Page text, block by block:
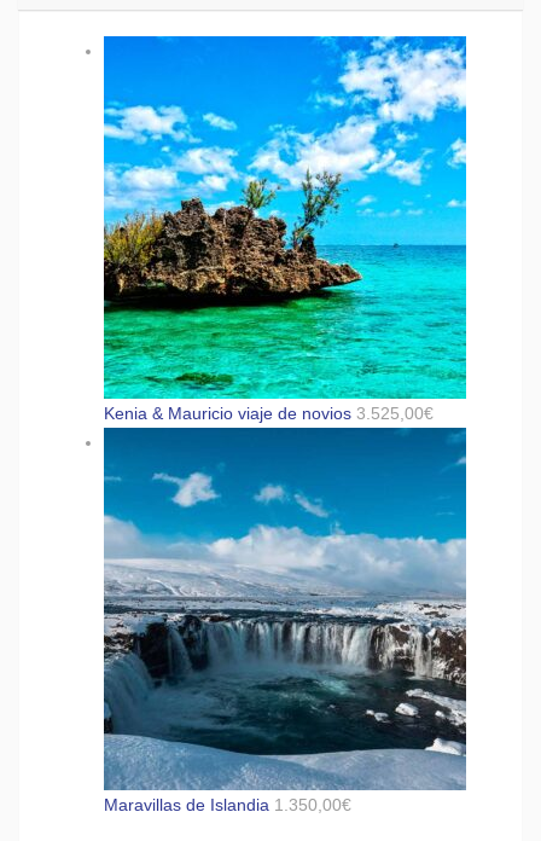
Kenia & Mauricio viaje de novios 3.525,00€
Maravillas de Islandia 1.350,00€